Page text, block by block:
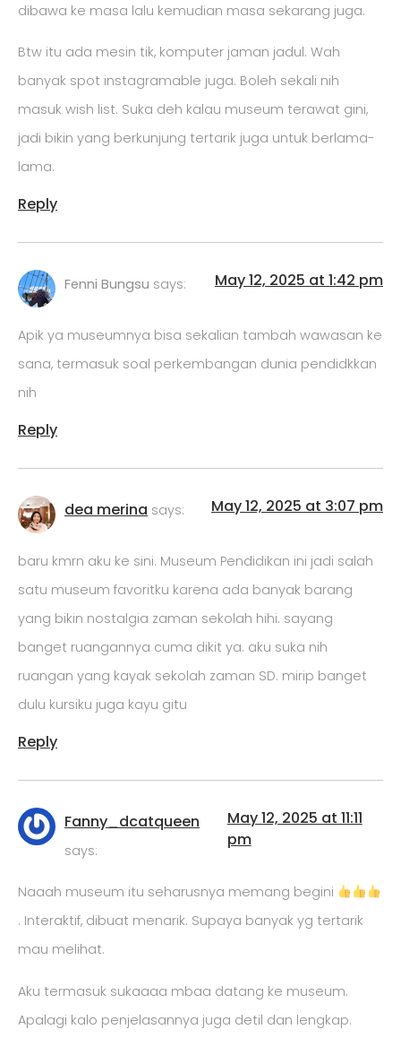
dibawa ke masa lalu kemudian masa sekarang juga.
Btw itu ada mesin tik, komputer jaman jadul. Wah
banyak spot instagramable juga. Boleh sekali nih
masuk wish list. Suka deh kalau museum terawat gini,
jadi bikin yang berkunjung tertarik juga untuk berlama-
lama.
Reply
Fenni Bungsu says: May 12, 2025 at 1:42 pm
Apik ya museumnya bisa sekalian tambah wawasan ke
sana, termasuk soal perkembangan dunia pendidkkan
nih
Reply
dea merina says: May 12, 2025 at 3:07 pm
baru kmrn aku ke sini. Museum Pendidikan ini jadi salah
satu museum favoritku karena ada banyak barang
yang bikin nostalgia zaman sekolah hihi. sayang
banget ruangannya cuma dikit ya. aku suka nih
ruangan yang kayak sekolah zaman SD. mirip banget
dulu kursiku juga kayu gitu
Reply
Fanny_dcatqueen
says:
May 12, 2025 at 11:11
pm
Naaah museum itu seharusnya memang begini
. Interaktif, dibuat menarik. Supaya banyak yg tertarik
mau melihat.
Aku termasuk sukaaaa mbaa datang ke museum.
Apalagi kalo penjelasannya juga detil dan lengkap.